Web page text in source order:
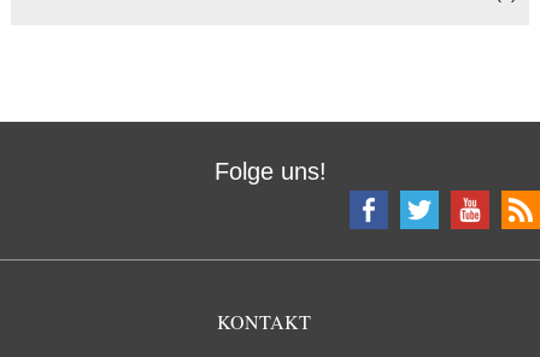
Folge uns!
KONTAKT